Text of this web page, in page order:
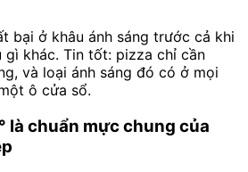
bại ở khâu ánh sáng trước cả khi
khác. Tin tốt: pizza chỉ cần
và loại ánh sáng đó có ở mọi
ô cửa sổ.
là chuẩn mực chung của